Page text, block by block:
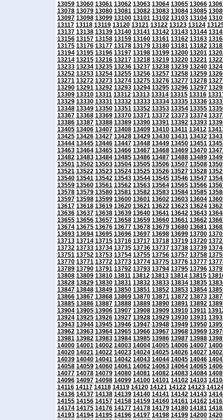
13059 13060 13061 13062 13063 13064 13065 13066
13078 13079 13080 13081 13082 13083 13084 13085
13097 13098 13099 13100 13101 13102 13103 13104
13117 13118 13119 13120 13121 13122 13123 13124
13137 13138 13139 13140 13141 13142 13143 13144
13156 13157 13158 13159 13160 13161 13162 13163
13175 13176 13177 13178 13179 13180 13181 13182
13194 13195 13196 13197 13198 13199 13200 13201
13214 13215 13216 13217 13218 13219 13220 13221
13233 13234 13235 13236 13237 13238 13239 13240
13252 13253 13254 13255 13256 13257 13258 13259
13271 13272 13273 13274 13275 13276 13277 13278
13290 13291 13292 13293 13294 13295 13296 13297
13309 13310 13311 13312 13313 13314 13315 13316
13329 13330 13331 13332 13333 13334 13335 13336
13348 13349 13350 13351 13352 13353 13354 13355
13367 13368 13369 13370 13371 13372 13373 13374
13386 13387 13388 13389 13390 13391 13392 13393
13405 13406 13407 13408 13409 13410 13411 13412
13425 13426 13427 13428 13429 13430 13431 13432
13444 13445 13446 13447 13448 13449 13450 13451
13463 13464 13465 13466 13467 13468 13469 13470
13482 13483 13484 13485 13486 13487 13488 13489
13501 13502 13503 13504 13505 13506 13507 13508
13521 13522 13523 13524 13525 13526 13527 13528
13540 13541 13542 13543 13544 13545 13546 13547
13559 13560 13561 13562 13563 13564 13565 13566
13578 13579 13580 13581 13582 13583 13584 13585
13597 13598 13599 13600 13601 13602 13603 13604
13617 13618 13619 13620 13621 13622 13623 13624
13636 13637 13638 13639 13640 13641 13642 13643
13655 13656 13657 13658 13659 13660 13661 13662
13674 13675 13676 13677 13678 13679 13680 13681
13693 13694 13695 13696 13697 13698 13699 13700
13713 13714 13715 13716 13717 13718 13719 13720
13732 13733 13734 13735 13736 13737 13738 13739
13751 13752 13753 13754 13755 13756 13757 13758
13770 13771 13772 13773 13774 13775 13776 13777
13789 13790 13791 13792 13793 13794 13795 13796
13808 13809 13810 13811 13812 13813 13814 13815
13828 13829 13830 13831 13832 13833 13834 13835
13847 13848 13849 13850 13851 13852 13853 13854
13866 13867 13868 13869 13870 13871 13872 13873
13885 13886 13887 13888 13889 13890 13891 13892
13904 13905 13906 13907 13908 13909 13910 13911
13924 13925 13926 13927 13928 13929 13930 13931
13943 13944 13945 13946 13947 13948 13949 13950
13962 13963 13964 13965 13966 13967 13968 13969
13981 13982 13983 13984 13985 13986 13987 13988
14000 14001 14002 14003 14004 14005 14006 14007
14020 14021 14022 14023 14024 14025 14026 14027
14039 14040 14041 14042 14043 14044 14045 14046
14058 14059 14060 14061 14062 14063 14064 14065
14077 14078 14079 14080 14081 14082 14083 14084
14096 14097 14098 14099 14100 14101 14102 14103
14116 14117 14118 14119 14120 14121 14122 14123
14136 14137 14138 14139 14140 14141 14142 14143
14155 14156 14157 14158 14159 14160 14161 14162
14174 14175 14176 14177 14178 14179 14180 14181
14193 14194 14195 14196 14197 14198 14199 14200